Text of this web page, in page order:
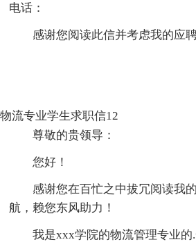
电话：
感谢您阅读此信并考虑我的应
物流专业学生求职信12
尊敬的贵领导：
您好！
感谢您在百忙之中拔冗阅读我
航，赖您东风助力！
我是xxx学院的物流管理专业